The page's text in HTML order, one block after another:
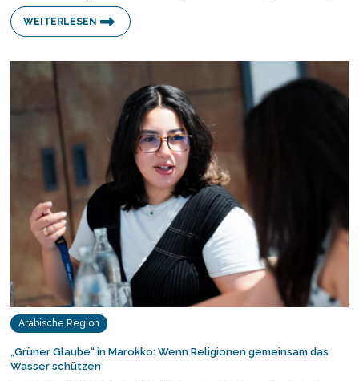
WEITERLESEN
Arabische Region
„Grüner Glaube“ in Marokko: Wenn Religionen gemeinsam das
Wasser schützen